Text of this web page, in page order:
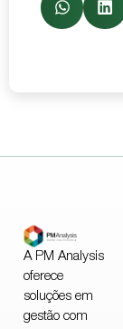
A PM Analysis
oferece
soluções em
gestão com